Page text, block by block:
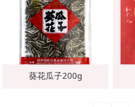
葵花瓜子200g